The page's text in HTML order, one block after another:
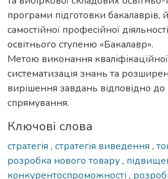
програми підготовки бакалаврів,
самостійної професійної
освітнього ступеню «Бакалавр».
Метою виконання
систематизація знань та
вирішення завдань відповідно
спрямування.
Ключові слова
стратегія , стратегія виведення ,
розробка нового товару,
конкурентоспроможності ,